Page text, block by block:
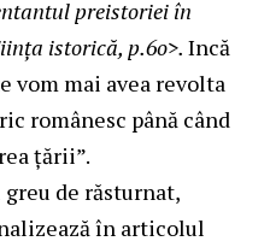
preistoriei în
istorică, p.6o>. Incă
vom mai avea revolta
românesc până când
ţării”.
greu de răsturnat,
în articolul